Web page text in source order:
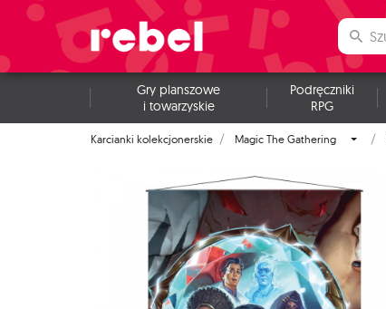
Gry planszowe
i towarzyskie
Podręczniki
RPG
Karcianki kolekcjonerskie Magic The Gathering